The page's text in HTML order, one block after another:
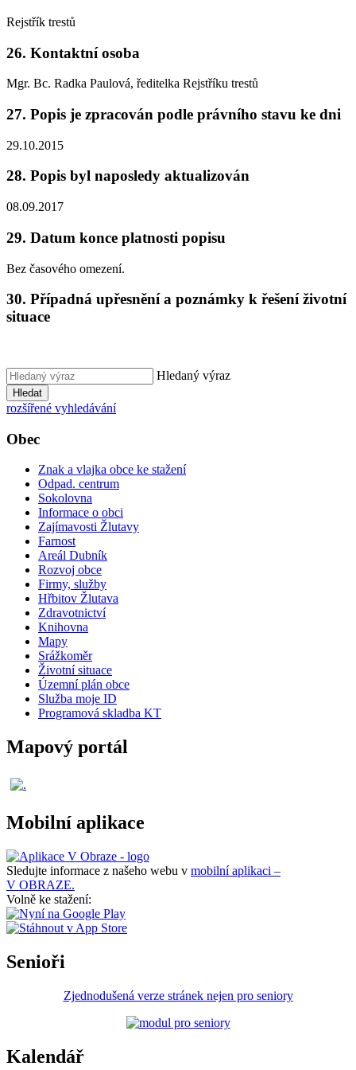
Rejstřík trestů
26. Kontaktní osoba
Mgr. Bc. Radka Paulová, ředitelka Rejstříku trestů
27. Popis je zpracován podle právního stavu ke dni
29.10.2015
28. Popis byl naposledy aktualizován
08.09.2017
29. Datum konce platnosti popisu
Bez časového omezení.
30. Případná upřesnění a poznámky k řešení životní
situace
Hledaný výraz
Hledat
rozšířené vyhledávání
Obec
Znak a vlajka obce ke stažení
Odpad. centrum
Sokolovna
Informace o obci
Zajímavosti Žlutavy
Farnost
Areál Dubník
Rozvoj obce
Firmy, služby
Hřbitov Žlutava
Zdravotnictví
Knihovna
Mapy
Srážkoměr
Životní situace
Územní plán obce
Služba moje ID
Programová skladba KT
Mapový portál
Mobilní aplikace
Sledujte informace z našeho webu v mobilní aplikaci –
V OBRAZE.
Volně ke stažení:
Senioři
Zjednodušená verze stránek nejen pro seniory
Kalendář